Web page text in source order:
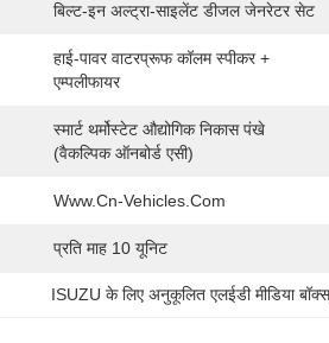
बिल्ट-इन अल्ट्रा-साइलेंट डीजल जेनरेटर सेट
हाई-पावर वाटरप्रूफ कॉलम स्पीकर +
एम्पलीफायर
स्मार्ट थर्मोस्टेट औद्योगिक निकास पंखे
(वैकल्पिक ऑनबोर्ड एसी)
Www.cn-Vehicles.com
प्रति माह 10 यूनिट
ISUZU के लिए अनुकूलित एलईडी मीडिया बॉक्स